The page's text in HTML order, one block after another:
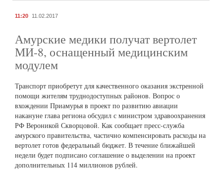
11:20 11.02.2017
Амурские медики получат вертолет
МИ-8, оснащенный медицинским
модулем
Транспорт приобретут для качественного оказания экстренной
помощи жителям труднодоступных районов. Вопрос о
вхождении Приамурья в проект по развитию авиации
накануне глава региона обсудил с министром здравоохранения
РФ Вероникой Скворцовой. Как сообщает пресс-служба
амурского правительства, частично компенсировать расходы на
вертолет готов федеральный бюджет. В течение ближайшей
недели будет подписано соглашение о выделении на проект
дополнительных 114 миллионов рублей.